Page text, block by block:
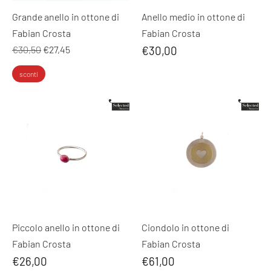
Grande anello in ottone di
Fabian Crosta
Prezzo
normale
€30,50 €27,45
sconti
Anello medio in ottone di
Fabian Crosta
€30,00
Piccolo anello in ottone di
Fabian Crosta
€26,00
Ciondolo in ottone di
Fabian Crosta
€61,00